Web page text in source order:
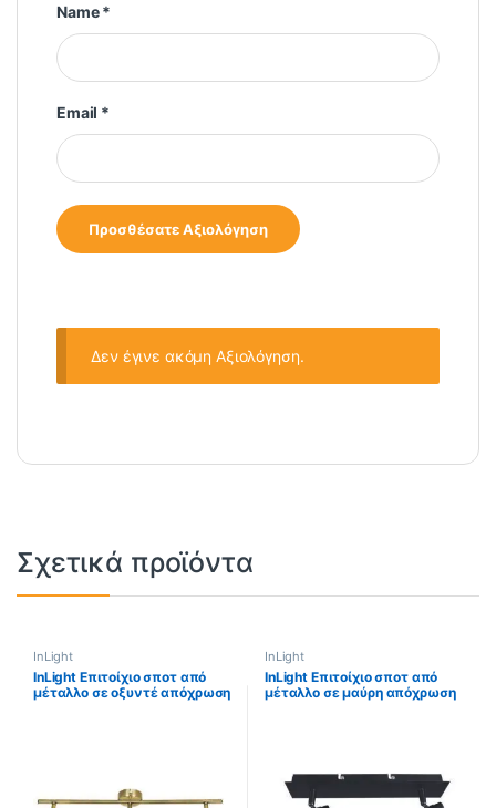
Name*
Email *
Δεν έγινε ακόμη Αξιολόγηση.
Σχετικά προϊόντα
InLight
InLight Επιτοίχιο σποτ από
μέταλλο σε οξυντέ απόχρωση
InLight
InLight Επιτοίχιο σποτ από
μέταλλο σε μαύρη απόχρωση